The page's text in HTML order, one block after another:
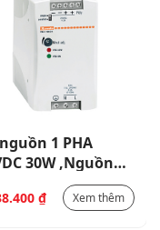
1 PHA
30W ,Nguồn
100-240VAC, LẮP
_ PSL103048
₫ Xem thêm